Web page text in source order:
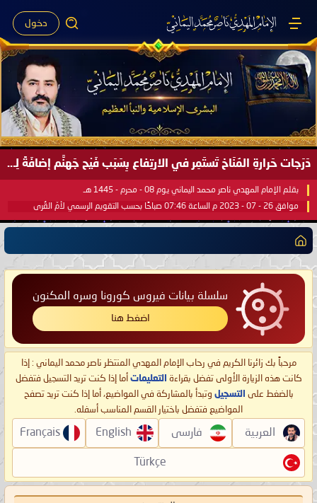
دخول
دَرَجات حَرارةِ المُنَاخ تَستَمِر في الارتِفاع بِسَبَب فَيْح جَهنَّم إضافَةً لِحرارةِ الشَّمس في مُحكَم القُرآن العَظيم ..
بقلم الإمام المهدي ناصر محمد اليماني يوم 08 - محرم - 1445 هـ
موافق 26 - 07 - 2023 م الساعة 07:46 صباحًا بحسب التقويم الرسمي لأمّ القُرى
سلسلة بيانات فيروس كورونا وسره المكنون
اضغط هنا
مرحباً بك زائرنا الكريم في رحاب الإمام المهدي المنتظر ناصر محمد اليماني : إذا
كانت هذه الزيارة الأولى تفضل بقراءة التعليمات أما إذا كنت تريد التسجيل فتفضل
بالضغط على التسجيل وتبدأ بالمشاركة في المواضيع، أما إذا كنت تريد تصفح
المواضيع فتفضل باختيار القسم المناسب أسفله.
العربية فارسی English
Français
Türkçe